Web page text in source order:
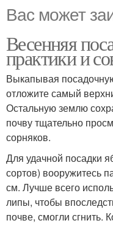
Вас может
Весенняя
практики и
Выкапывая
отложите самый
Остальную землю
почву тщательно
сорняков.
Для удачной посадки
сортов) вооружитесь
см. Лучше всего
липы, чтобы
почве, смогли сгнить.